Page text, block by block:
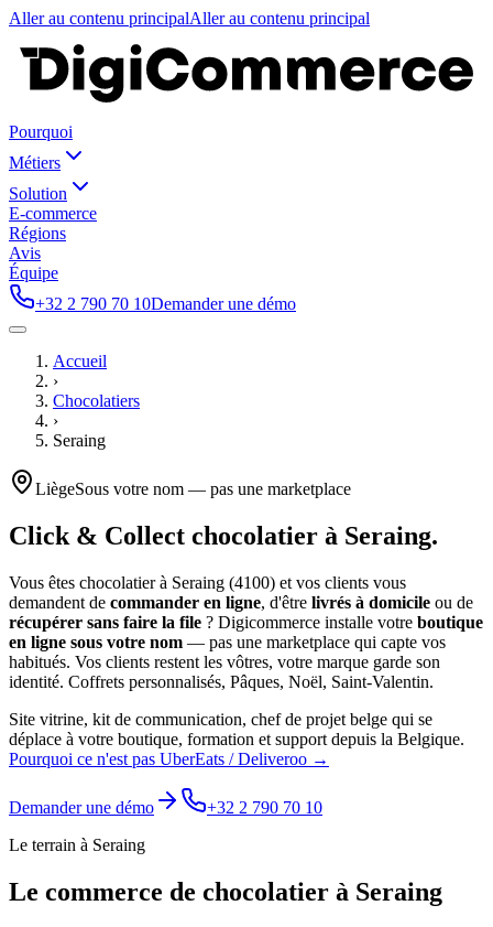
Aller au contenu principalAller au contenu principal
Pourquoi
Métiers
Solution
E-commerce
Régions
Avis
Équipe
+32 2 790 70 10Demander une démo
Accueil
›
Chocolatiers
›
Seraing
LiègeSous votre nom — pas une marketplace
Click & Collect chocolatier à Seraing.
Vous êtes chocolatierà Seraing (4100) et vos clients vous
demandent de commander en ligne, d'être livrés à domicile ou de
récupérer sans faire la file ? Digicommerce installe votre boutique
en ligne sous votre nom — pas une marketplace qui capte vos
habitués. Vos clients restent les vôtres, votre marque garde son
identité. Coffrets personnalisés, Pâques, Noël, Saint-Valentin.
Site vitrine, kit de communication, chef de projet belge qui se
déplace à votre boutique, formation et support depuis la Belgique.
Pourquoi ce n'est pas UberEats / Deliveroo →
Demander une démo
+32 2 790 70 10
Le terrain à Seraing
Le commerce de chocolatier à Seraing